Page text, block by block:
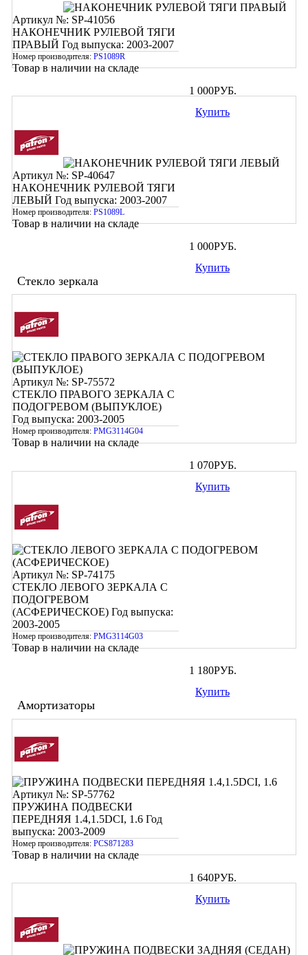
Артикул №: SP-41056
НАКОНЕЧНИК РУЛЕВОЙ ТЯГИ
ПРАВЫЙ Год выпуска: 2003-2007
Номер производителя: PS1089R
Товар в наличии на складе
1 000РУБ.
Купить
Артикул №: SP-40647
НАКОНЕЧНИК РУЛЕВОЙ ТЯГИ
ЛЕВЫЙ Год выпуска: 2003-2007
Номер производителя: PS1089L
Товар в наличии на складе
1 000РУБ.
Купить
Стекло зеркала
Артикул №: SP-75572
СТЕКЛО ПРАВОГО ЗЕРКАЛА С
ПОДОГРЕВОМ (ВЫПУКЛОЕ)
Год выпуска: 2003-2005
Номер производителя: PMG3114G04
Товар в наличии на складе
1 070РУБ.
Купить
Артикул №: SP-74175
СТЕКЛО ЛЕВОГО ЗЕРКАЛА С
ПОДОГРЕВОМ
(АСФЕРИЧЕСКОЕ) Год выпуска:
2003-2005
Номер производителя: PMG3114G03
Товар в наличии на складе
1 180РУБ.
Купить
Амортизаторы
Артикул №: SP-57762
ПРУЖИНА ПОДВЕСКИ
ПЕРЕДНЯЯ 1.4,1.5DCI, 1.6 Год
выпуска: 2003-2009
Номер производителя: PCS871283
Товар в наличии на складе
1 640РУБ.
Купить